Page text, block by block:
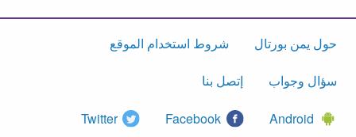
حول يمن بورتال شروط استخدام الموقع
سؤال وجواب إتصل بنا
Android
Facebook
Twitter